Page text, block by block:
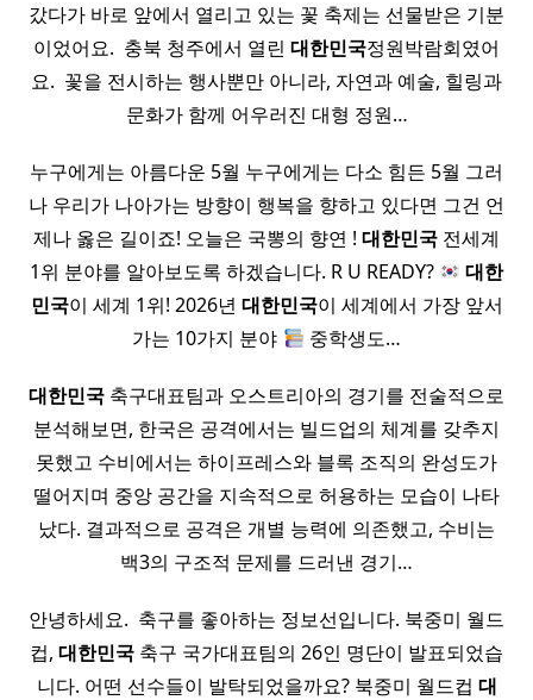
갔다가 바로 앞에서 열리고 있는 꽃 축제는 선물받은 기분
이었어요. ​ 충북 청주에서 열린 대한민국정원박람회였어
요. ​ 꽃을 전시하는 행사뿐만 아니라, 자연과 예술, 힐링과
문화가 함께 어우러진 대형 정원…
누구에게는 아름다운 5월 누구에게는 다소 힘든 5월 그러
나 우리가 나아가는 방향이 행복을 향하고 있다면 그건 언
제나 옳은 길이죠! 오늘은 국뽕의 향연 ! 대한민국 전세계
1위 분야를 알아보도록 하겠습니다. R U READY?
대한
민국이 세계 1위! 2026년 대한민국이 세계에서 가장 앞서
가는 10가지 분야
중학생도…
대한민국 축구대표팀과 오스트리아의 경기를 전술적으로
분석해보면, 한국은 공격에서는 빌드업의 체계를 갖추지
못했고 수비에서는 하이프레스와 블록 조직의 완성도가
떨어지며 중앙 공간을 지속적으로 허용하는 모습이 나타
났다. 결과적으로 공격은 개별 능력에 의존했고, 수비는
백3의 구조적 문제를 드러낸 경기…
안녕하세요. ​ 축구를 좋아하는 정보선입니다. 북중미 월드
컵, 대한민국 축구 국가대표팀의 26인 명단이 발표되었습
니다. 어떤 선수들이 발탁되었을까요? 북중미 월드컵 대